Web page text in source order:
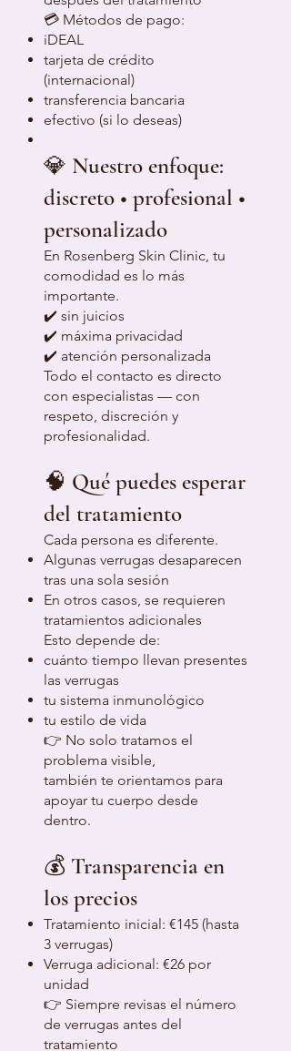
💳 Métodos de pago:
iDEAL
tarjeta de crédito
(internacional)
transferencia bancaria
efectivo (si lo deseas)
💎 Nuestro enfoque:
discreto • profesional •
personalizado
En Rosenberg Skin Clinic, tu
comodidad es lo más
importante.
✔️ sin juicios
✔️ máxima privacidad
✔️ atención personalizada
Todo el contacto es directo
con especialistas — con
respeto, discreción y
profesionalidad.
🧠 Qué puedes esperar
del tratamiento
Cada persona es diferente.
Algunas verrugas desaparecen
tras una sola sesión
En otros casos, se requieren
tratamientos adicionales
Esto depende de:
cuánto tiempo llevan presentes
las verrugas
tu sistema inmunológico
tu estilo de vida
👉 No solo tratamos el
problema visible,
también te orientamos para
apoyar tu cuerpo desde
dentro.
💰 Transparencia en
los precios
Tratamiento inicial: €145 (hasta
3 verrugas)
Verruga adicional: €26 por
unidad
👉 Siempre revisas el número
de verrugas antes del
tratamiento